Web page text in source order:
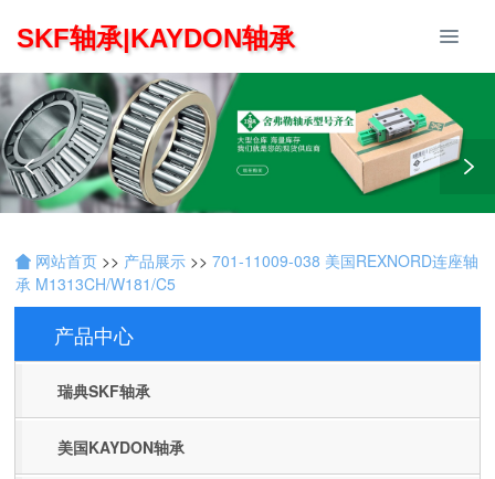
SKF轴承|KAYDON轴承
网站首页 >> 产品展示 >> 701-11009-038 美国REXNORD连座轴
承 M1313CH/W181/C5
产品中心
Products
瑞典SKF轴承
美国KAYDON轴承